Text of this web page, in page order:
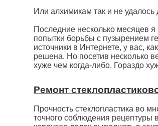
Или алхимикам так и не
Последние несколько месяцев
попытки борьбы с пузырением
источники в Интернете, у вас,
решена. Но посетив несколько
хуже чем когда-либо. Гораздо
Ремонт
Прочность стеклопластика во
точного соблюдения рецептуры